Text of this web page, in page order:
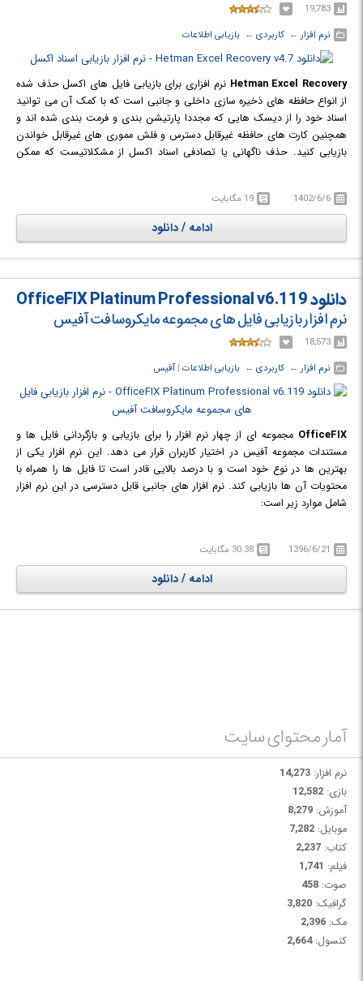
19,783
نرم افزار ← ‏ کاربردی ← ‏ بازیابی اطلاعات
Hetman Excel Recovery نرم افزاری برای بازیابی فایل های اکسل حذف شده
از انواع حافظه های ذخیره سازی داخلی و جانبی است که با کمک آن می توانید
اسناد خود را از دیسک هایی که مجددا پارتیشن بندی و فرمت بندی شده اند و
همچنین کارت های حافظه غیرقابل دسترس و فلش مموری های غیرقابل خواندن
بازیابی کنید. حذف ناگهانی یا تصادفی اسناد اکسل از مشکلاتیست که ممکن
مجموعه ای از الگوریتم های بازیابی اطلاعات بسیار پیشرفته را با یک رابط کاربری
بصری کاملاً هدایت شده، ترکیب نموده و کاربر را گام به گام در طول مراحل بازیابی
راهنمایی می کند.
1402/6/6 19 مگابایت
ادامه / دانلود
دانلود OfficeFIX Platinum Professional v6.119
نرم افزار بازیابی فایل های مجموعه مایکروسافت آفیس
18,573
نرم افزار ← ‏ کاربردی ← ‏ بازیابی اطلاعات ‏| آفیس
OfficeFIX مجموعه ای از چهار نرم افزار را برای بازیابی و بازگردانی فایل ها و
مستندات مجموعه آفیس در اختیار کاربران قرار می دهد. این نرم افزار یکی از
بهترین ها در نوع خود است و با درصد بالایی قادر است تا فایل ها را همراه با
محتویات آن ها بازیابی کند. نرم افزار های جانبی قابل دسترسی در این نرم افزار
شامل موارد زیر است:
ExcelFIX:دستیاری مطمئن برای تعمیر فایل های اکسل آسیب دیده و ناقص و یا
بازیابی آن ها به همراه اطلاعاتی چون عکس ها و نمودار ها.
WordFIX:
بهترین برنامه بازیابی اسناد مایکروسافت word است که این پروسه را
در عرض چند ثانیه به انجام می رساند.
1396/6/21 30.38 مگابایت
ادامه / دانلود
آمار محتوای سایت
نرم افزار: 14,273
بازی: 12,582
آموزش: 8,279
موبایل: 7,282
کتاب: 2,237
فیلم: 1,741
صوت: 458
گرافیک: 3,820
مک: 2,396
کنسول:2,664